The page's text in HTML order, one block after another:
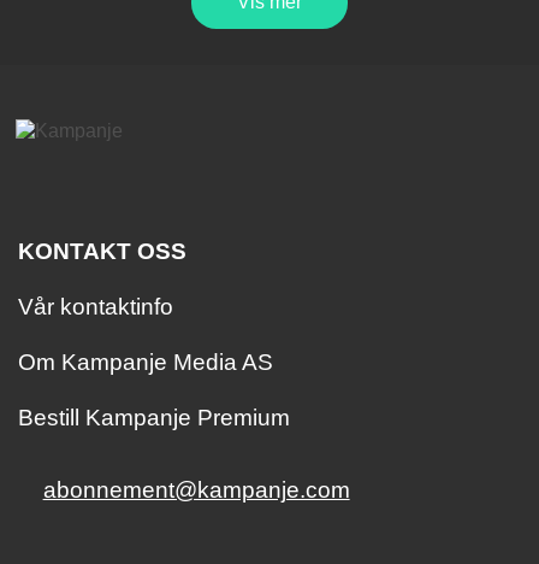
KONTAKT OSS
Vår kontaktinfo
Om Kampanje Media AS
Bestill Kampanje Premium
abonnement@kampanje.com